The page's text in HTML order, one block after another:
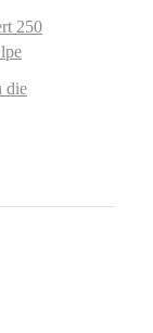
250
die